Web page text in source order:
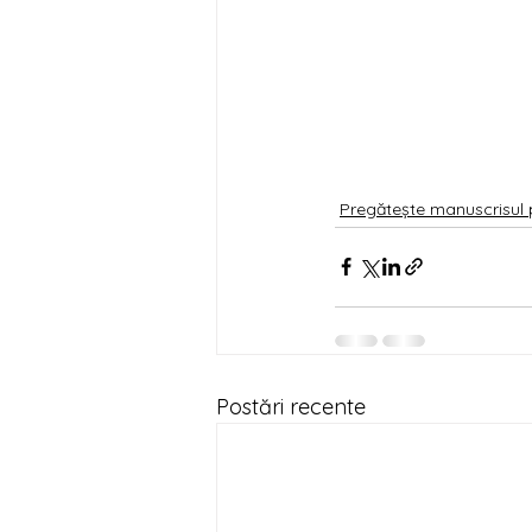
Pregătește manuscrisul
Postări recente